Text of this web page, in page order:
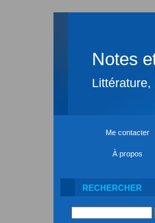
Notes
Littérature,
Me contacter
À propos
RECHERCHER